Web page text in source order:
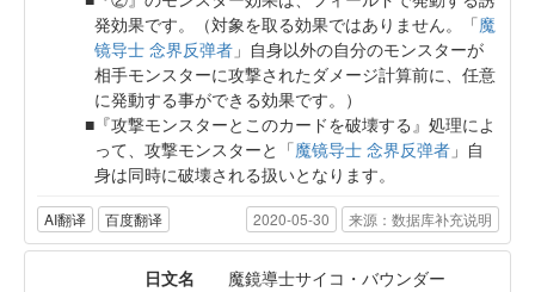
発効果です。（対象を取る効果ではありません。「魔
镜导士 念界反弹者 」自身以外の自分のモンスターが
相手モンスターに攻撃されたダメージ計算前に、任意
に発動する事ができる効果です。）
『攻撃モンスターとこのカードを破壊する』処理によ
って、攻撃モンスターと「魔镜导士 念界反弹者 」自
身は同時に破壊される扱いとなります。
AI翻译 百度翻译 2020-05-30 来源：数据库补充说明
日文名
魔鏡導士サイコ・バウンダー